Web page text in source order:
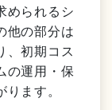
められるシ
他の部分は
、初期コス
の運用・保
ます。